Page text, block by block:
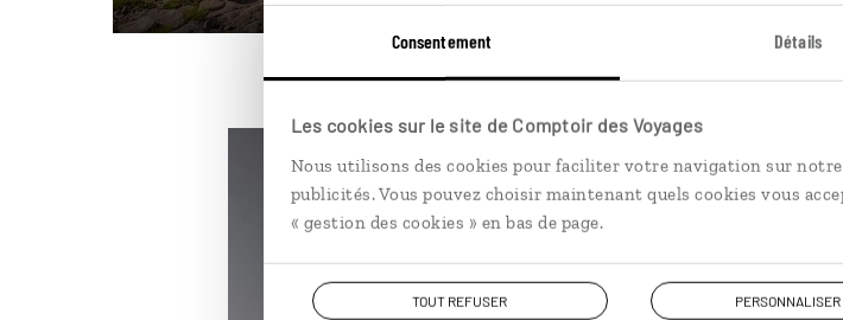
Consentement Détails
Les cookies sur le site de Comptoir des Voyages
Nous utilisons des cookies pour faciliter votre navigation sur
publicités. Vous pouvez choisir maintenant quels cookies vous
« gestion des cookies » en bas de page.
TOUT REFUSER PERSONNALISER